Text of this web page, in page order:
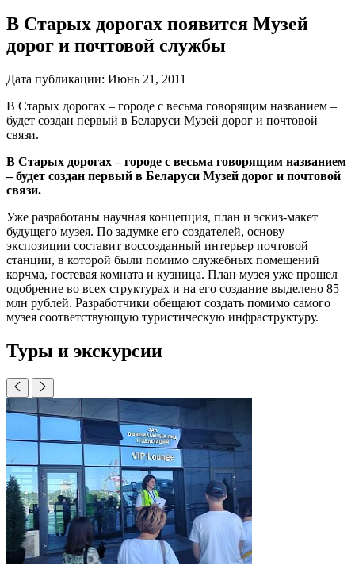
В Старых дорогах появится Музей
дорог и почтовой службы
Дата публикации: Июнь 21, 2011
В Старых дорогах – городе с весьма говорящим названием –
будет создан первый в Беларуси Музей дорог и почтовой
связи.
В Старых дорогах – городе с весьма говорящим названием
– будет создан первый в Беларуси Музей дорог и почтовой
связи.
Уже разработаны научная концепция, план и эскиз-макет
будущего музея. По задумке его создателей, основу
экспозиции составит воссозданный интерьер почтовой
станции, в которой были помимо служебных помещений
корчма, гостевая комната и кузница. План музея уже прошел
одобрение во всех структурах и на его создание выделено 85
млн рублей. Разработчики обещают создать помимо самого
музея соответствующую туристическую инфраструктуру.
Туры и экскурсии